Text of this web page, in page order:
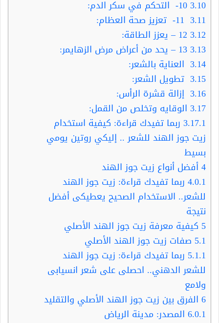
3.10
3.11
3.12
3.13
3.14 العناية بالشعر:
3.15 تطويل الشعر:
3.16 إزالة قشرة الرأس:
3.17 الوقايه وتخلص من القمل:
3.17.1 ربما تفيدك قراءة: كيفية استخدام
زيت جوز الهند للشعر .. إليكي روتين يومي
بسيط
4أفضل أنواع زيت جوز الهند
4.0.1 ربما تفيدك قراءة: زيت جوز الهند
للشعر.. الاستخدام الصحيح يعطيكى أفضل
نتيجة
5 كيفية معرفة زيت جوز الهند الأصلي
5.1 صفات زيت جوز الهند الأصلي
5.1.1 ربما تفيدك قراءة: زيت جوز الهند
للشعر الدهني.. احصلى على شعر انسيابى
ولامع
6 الفرق بين زيت جوز الهند الأصلي والتقليد
6.0.1 المصدر: مدينة الرياض